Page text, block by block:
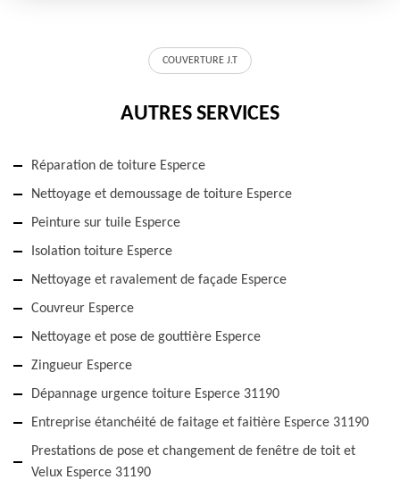
COUVERTURE J.T
AUTRES SERVICES
Réparation de toiture Esperce
Nettoyage et demoussage de toiture Esperce
Peinture sur tuile Esperce
Isolation toiture Esperce
Nettoyage et ravalement de façade Esperce
Couvreur Esperce
Nettoyage et pose de gouttière Esperce
Zingueur Esperce
Dépannage urgence toiture Esperce 31190
Entreprise étanchéité de faitage et faitière Esperce 31190
Prestations de pose et changement de fenêtre de toit et
Velux Esperce 31190